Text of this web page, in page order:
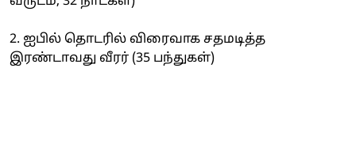
2. ஐபில் தொடரில் விரைவாக சதமடித்த
இரண்டாவது வீரர் (35 பந்துகள்)